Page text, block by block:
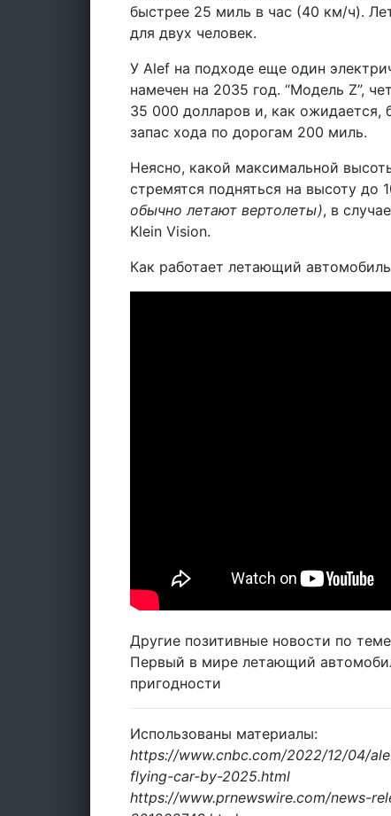
быстрее 25 миль в час (40 км/ч).
для двух человек.
У Alef на подходе еще один
намечен на 2035 год. “Модель Z”,
35 000 долларов и, как ожидается,
запас хода по дорогам 200 миль.
Неясно, какой максимальной
стремятся подняться на высоту до
обычно летают вертолеты), в
Klein Vision.
Как работает летающий
Другие позитивные новости по
Первый в мире летающий
пригодности
Использованы материалы:
https://www.cnbc.com/2022/12/04/
flying-car-by-2025.html
https://www.prnewswire.com/news-